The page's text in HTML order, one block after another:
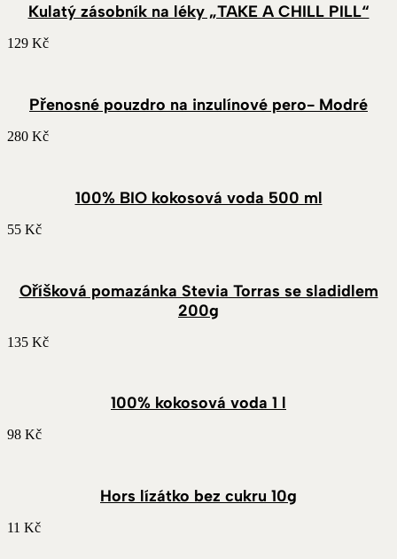
Kulatý zásobník na léky „TAKE A CHILL PILL“
129 Kč
Přenosné pouzdro na inzulínové pero- Modré
280 Kč
100% BIO kokosová voda 500 ml
55 Kč
Oříšková pomazánka Stevia Torras se sladidlem
200g
135 Kč
100% kokosová voda 1 l
98 Kč
Hors lízátko bez cukru 10g
11 Kč